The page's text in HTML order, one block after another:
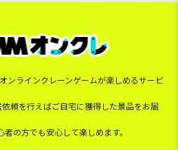
ンラインクレーンゲームが楽しめるサービ
頼を行えばご自宅に獲得した景品をお届
の方でも安心して楽しめます。